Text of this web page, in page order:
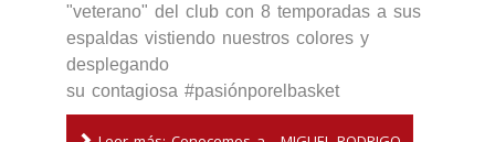
"veterano" del club con 8 temporadas a sus
espaldas vistiendo nuestros colores y
desplegando
su contagiosa #pasiónporelbasket